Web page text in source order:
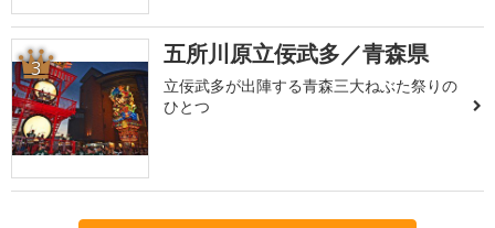
3 五所川原立佞武多／青森県
立佞武多が出陣する青森三大ねぶた祭りの
ひとつ